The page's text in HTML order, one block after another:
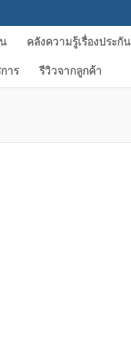
คลังความรู้เรื่องประกัน
าร รีวิวจากลูกค้า